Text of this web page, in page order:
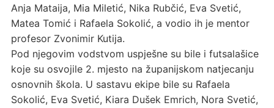
Anja Mataija, Mia Miletić, Nika Rubčić, Eva Svetić,
Matea Tomić i Rafaela Sokolić, a vodio ih je mentor
profesor Zvonimir Kutija.
Pod njegovim vodstvom uspješne su bile i futsalašice
koje su osvojile 2. mjesto na županijskom natjecanju
osnovnih škola. U sastavu ekipe bile su Rafaela
Sokolić, Eva Svetić, Kiara Dušek Emrich, Nora Svetić,